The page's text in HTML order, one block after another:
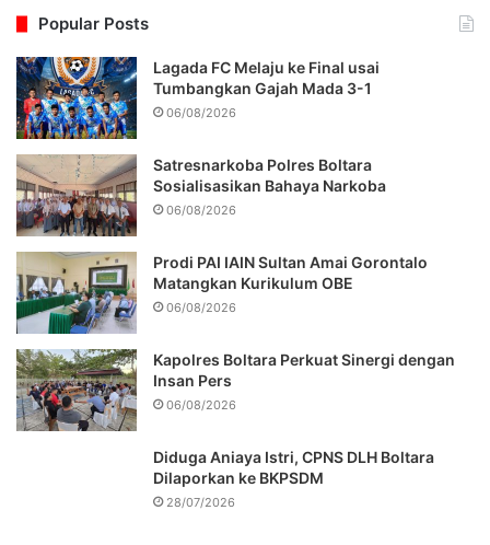
Popular Posts
Lagada FC Melaju ke Final usai
Tumbangkan Gajah Mada 3-1
06/08/2026
Satresnarkoba Polres Boltara
Sosialisasikan Bahaya Narkoba
06/08/2026
Prodi PAI IAIN Sultan Amai Gorontalo
Matangkan Kurikulum OBE
06/08/2026
Kapolres Boltara Perkuat Sinergi dengan
Insan Pers
06/08/2026
Diduga Aniaya Istri, CPNS DLH Boltara
Dilaporkan ke BKPSDM
28/07/2026